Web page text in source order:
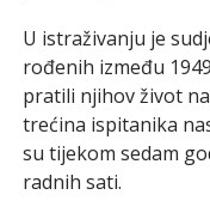
U istraživanju je
rođenih između
pratili njihov život
trećina ispitanika
su tijekom sedam
radnih sati.